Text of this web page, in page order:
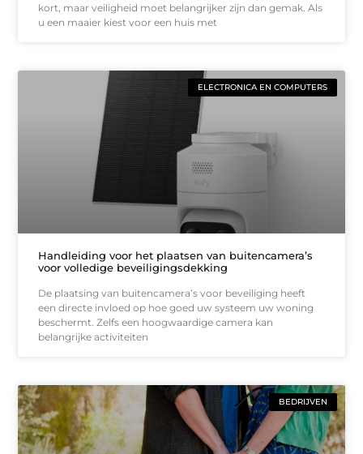
kort, maar veiligheid moet belangrijker zijn dan gemak. Als
u een maaier kiest voor een huis met
ELECTRONICA EN COMPUTERS
Handleiding voor het plaatsen van buitencamera’s
voor volledige beveiligingsdekking
De plaatsing van buitencamera’s voor beveiliging heeft
een directe invloed op hoe goed uw systeem uw woning
beschermt. Zelfs een hoogwaardige camera kan
belangrijke activiteiten
BEDRIJVEN